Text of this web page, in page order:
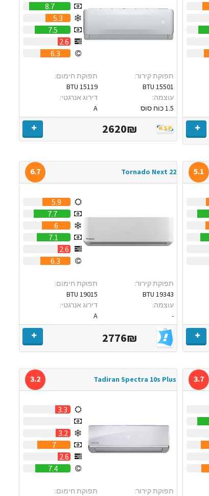
8.7
5.3
7.5
2.6
6.3
תפוקת קירור:
15501 BTU
עוצמה:
1.5 כוח סוס
תפוקת חימום:
15119 BTU
דירוג אנרגטי:
A
2620₪
5.1
Tornado Next 22
6.7
5.9
7.7
6
7.1
2.6
6.3
תפוקת קירור:
19343 BTU
עוצמה:
-
תפוקת חימום:
19015 BTU
דירוג אנרגטי:
A
2776₪
3.7
Tadiran Spectra 10s Plus
3.2
3.3
3.2
7
2.6
7.4
תפוקת קירור:
תפוקת חימום: